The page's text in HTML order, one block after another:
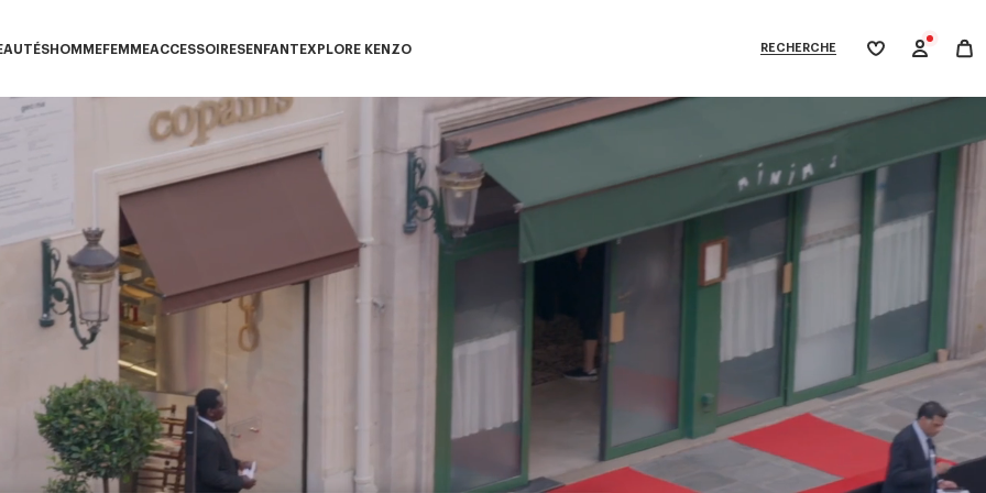
catégorie NOUVEAUTÉS
HOMME
Sous-catégorie HOMME
FEMME
Sous-catégorie FEMME
ACCESSOIRES
Sous-catégorie ACCESSOIRES
ENFANT
Sous-catégorie ENFANT
EXPLORE KENZO
Sous-catégorie EXPLORE KENZO
RECHERCHE
Ma